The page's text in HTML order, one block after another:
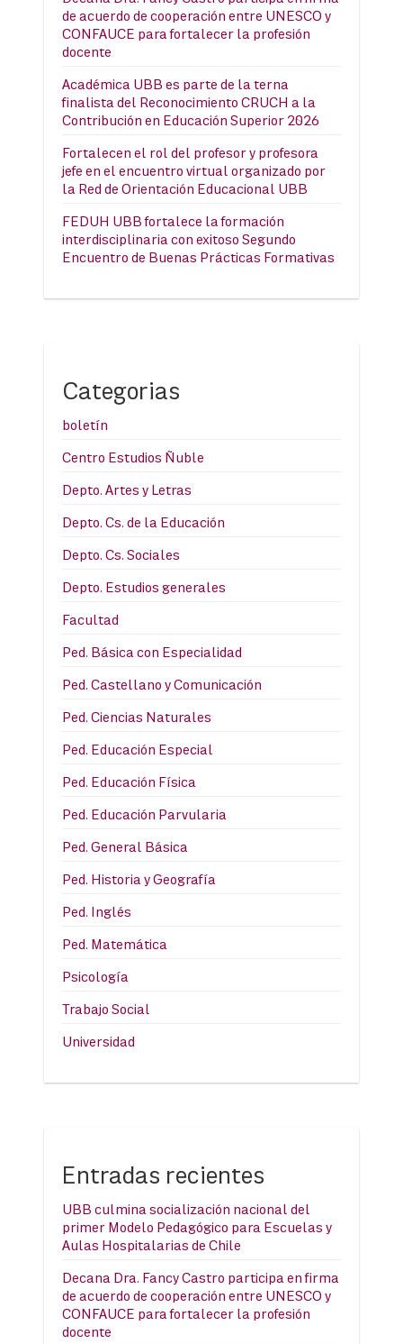
de acuerdo de cooperación entre UNESCO y
CONFAUCE para fortalecer la profesión
docente
Académica UBB es parte de la terna
finalista del Reconocimiento CRUCH a la
Contribución en Educación Superior 2026
Fortalecen el rol del profesor y profesora
jefe en el encuentro virtual organizado por
la Red de Orientación Educacional UBB
FEDUH UBB fortalece la formación
interdisciplinaria con exitoso Segundo
Encuentro de Buenas Prácticas Formativas
Categorias
boletín
Centro Estudios Ñuble
Depto. Artes y Letras
Depto. Cs. de la Educación
Depto. Cs. Sociales
Depto. Estudios generales
Facultad
Ped. Básica con Especialidad
Ped. Castellano y Comunicación
Ped. Ciencias Naturales
Ped. Educación Especial
Ped. Educación Física
Ped. Educación Parvularia
Ped. General Básica
Ped. Historia y Geografía
Ped. Inglés
Ped. Matemática
Psicología
Trabajo Social
Universidad
Entradas recientes
UBB culmina socialización nacional del
primer Modelo Pedagógico para Escuelas y
Aulas Hospitalarias de Chile
Decana Dra. Fancy Castro participa en firma
de acuerdo de cooperación entre UNESCO y
CONFAUCE para fortalecer la profesión
docente